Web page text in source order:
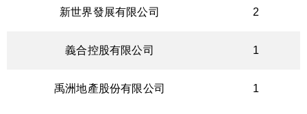
新世界發展有限公司 2
義合控股有限公司 1
禹洲地產股份有限公司 1